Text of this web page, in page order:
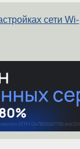
сети Wi-